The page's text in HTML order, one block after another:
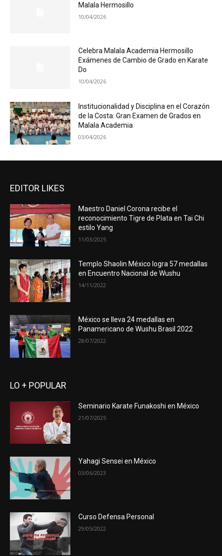
Malala Hermosillo
10/04/2026
Celebra Malala Academia Hermosillo
Exámenes de Cambio de Grado en Karate
Do
10/04/2026
Institucionalidad y Disciplina en el Corazón
de la Costa: Gran Examen de Grados en
Malala Academia
03/04/2026
EDITOR LIKES
Maestro Daniel Corona recibe el
reconocimiento Tigre de Plata en Tai Chi
estilo Yang
11/03/2025
Templo Shaolin México logra 57 medallas
en Encuentro Nacional de Wushu
14/11/2022
México se lleva 24 medallas en
Panamericano de Wushu Brasil 2022
28/07/2022
LO + POPULAR
Seminario Karate Funakoshi en México
21/07/2025
Yahagi Sensei en México
03/06/2023
Curso Defensa Personal
29/05/2022